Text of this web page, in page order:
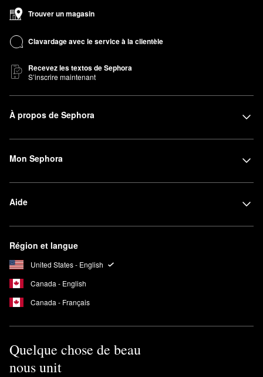
Trouver un magasin
Clavardage avec le service à la clientèle
Recevez les textos de Sephora
S’inscrire maintenant
À propos de Sephora
Mon Sephora
Aide
Région et langue
United States - English
Canada - English
Canada - Français
Quelque chose de beau
nous unit